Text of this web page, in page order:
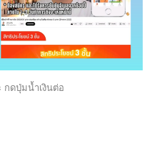
ดปุ่มน้ำเงินต่อ